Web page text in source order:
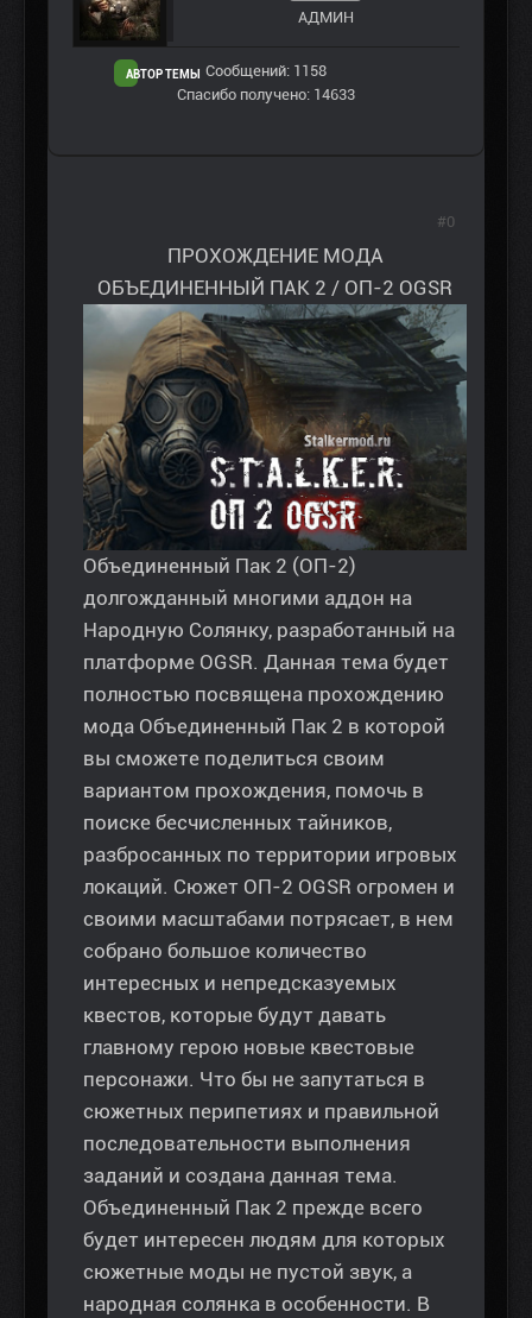
АВТОР ТЕМЫ
АДМИН
Сообщений: 1158
Спасибо получено: 14633
ПРОХОЖДЕНИЕ МОДА
ОБЪЕДИНЕННЫЙ ПАК 2 / ОП-2 OGSR
Объединенный Пак 2 (ОП-2)
долгожданный многими аддон на
Народную Солянку, разработанный на
платформе OGSR. Данная тема будет
полностью посвящена прохождению
мода Объединенный Пак 2 в которой
вы сможете поделиться своим
вариантом прохождения, помочь в
поиске бесчисленных тайников,
разбросанных по территории игровых
локаций. Сюжет ОП-2 OGSR огромен и
своими масштабами потрясает, в нем
собрано большое количество
интересных и непредсказуемых
квестов, которые будут давать
главному герою новые квестовые
персонажи. Что бы не запутаться в
сюжетных перипетиях и правильной
последовательности выполнения
заданий и создана данная тема.
Объединенный Пак 2 прежде всего
будет интересен людям для которых
сюжетные моды не пустой звук, а
народная солянка в особенности. В
#0